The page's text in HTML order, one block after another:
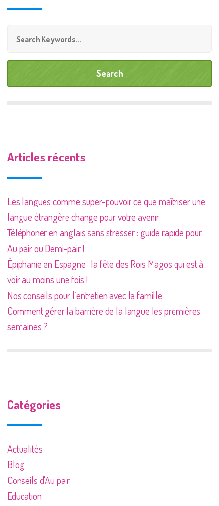
Articles récents
Les langues comme super-pouvoir ce que maîtriser une
langue étrangère change pour votre avenir
Téléphoner en anglais sans stresser : guide rapide pour
Au pair ou Demi-pair !
Épiphanie en Espagne : la fête des Rois Magos qui est à
voir au moins une fois !
Nos conseils pour l’entretien avec la famille
Comment gérer la barrière de la langue les premières
semaines ?
Catégories
Actualités
Blog
Conseils d'Au pair
Education